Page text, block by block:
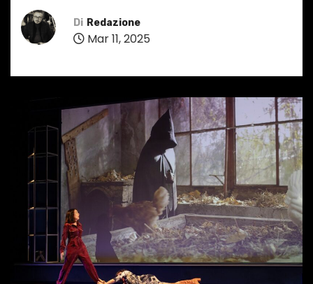
Di Redazione
Mar 11, 2025